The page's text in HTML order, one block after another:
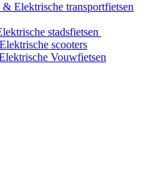
& Elektrische transportfietsen
stadsfietsen
scooters
Vouwfietsen